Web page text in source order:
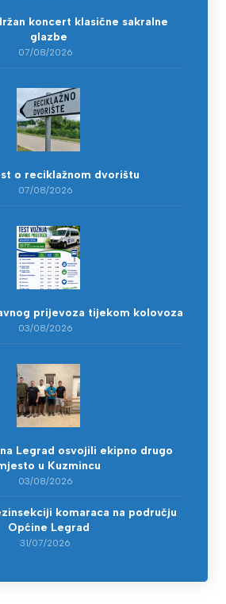
koncert klasične sakralne
glazbe
07/08/2026
o reciklažnom dvorištu
07/08/2026
prijevoza tijekom kolovoza
03/08/2026
Legrad osvojili ekipno drugo
u Kuzmincu
03/08/2026
komaraca na području
Općine Legrad
31/07/2026